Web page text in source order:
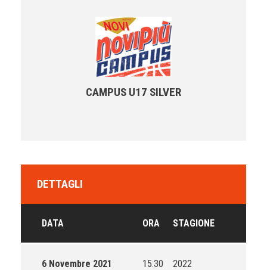
CAMPUS U17 SILVER
DETTAGLI
DATA ORA STAGIONE
6 Novembre 2021 15:30 2022